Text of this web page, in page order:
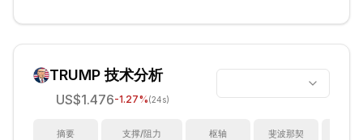
TRUMP技术分析
US$1.476-1.27%(24s)
摘要 支撑/阻力 枢轴 斐波那契